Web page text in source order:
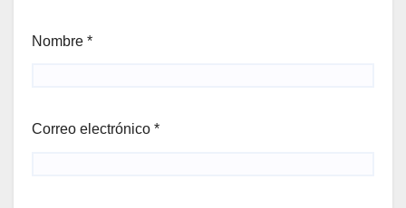
Nombre *
Correo electrónico *